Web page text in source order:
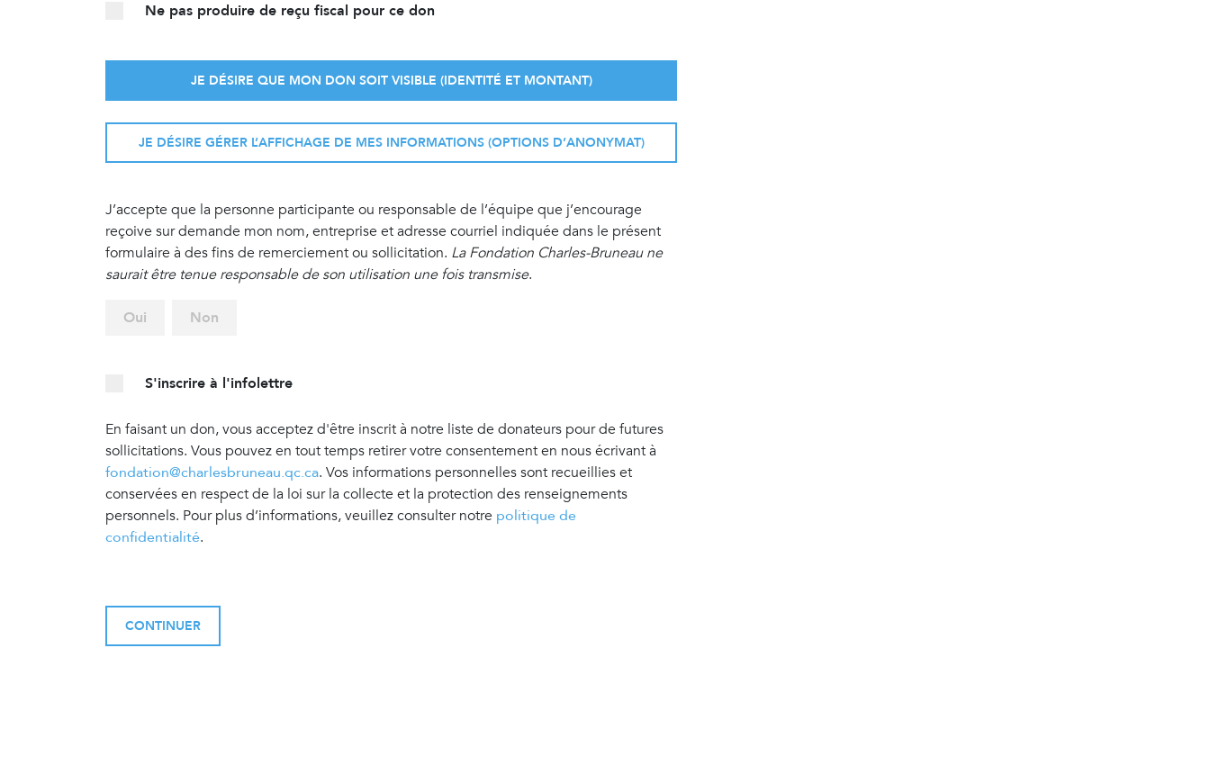
Ne pas produire de reçu fiscal pour ce don
JE DÉSIRE QUE MON DON SOIT VISIBLE (IDENTITÉ ET MONTANT)
JE DÉSIRE GÉRER L’AFFICHAGE DE MES INFORMATIONS (OPTIONS D’ANONYMAT)
J’accepte que la personne participante ou responsable de l’équipe que j’encourage
reçoive sur demande mon nom, entreprise et adresse courriel indiquée dans le présent
formulaire à des fins de remerciement ou sollicitation. La Fondation Charles-Bruneau ne
saurait être tenue responsable de son utilisation une fois transmise.
Oui Non
S'inscrire à l'infolettre
En faisant un don, vous acceptez d'être inscrit à notre liste de donateurs pour de futures
sollicitations. Vous pouvez en tout temps retirer votre consentement en nous écrivant à
fondation@charlesbruneau.qc.ca. Vos informations personnelles sont recueillies et
conservées en respect de la loi sur la collecte et la protection des renseignements
personnels. Pour plus d’informations, veuillez consulter notre politique de
confidentialité.
CONTINUER